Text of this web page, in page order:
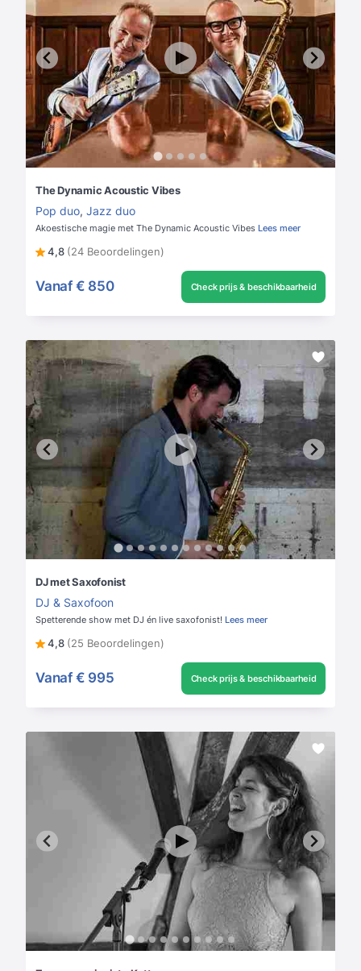
The Dynamic Acoustic Vibes
Pop duo, Jazz duo
Akoestische magie met The Dynamic Acoustic Vibes Lees meer
4,8 (24 Beoordelingen)
Vanaf € 850 Check prijs & beschikbaarheid
DJ met Saxofonist
DJ & Saxofoon
Spetterende show met DJ én live saxofonist! Lees meer
4,8 (25 Beoordelingen)
Vanaf € 995 Check prijs & beschikbaarheid